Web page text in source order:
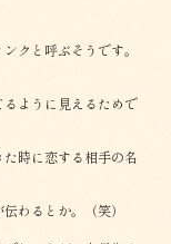
クと呼ぶそうです。
ように見えるためで
時に恋する相手の名
わるとか。（笑）